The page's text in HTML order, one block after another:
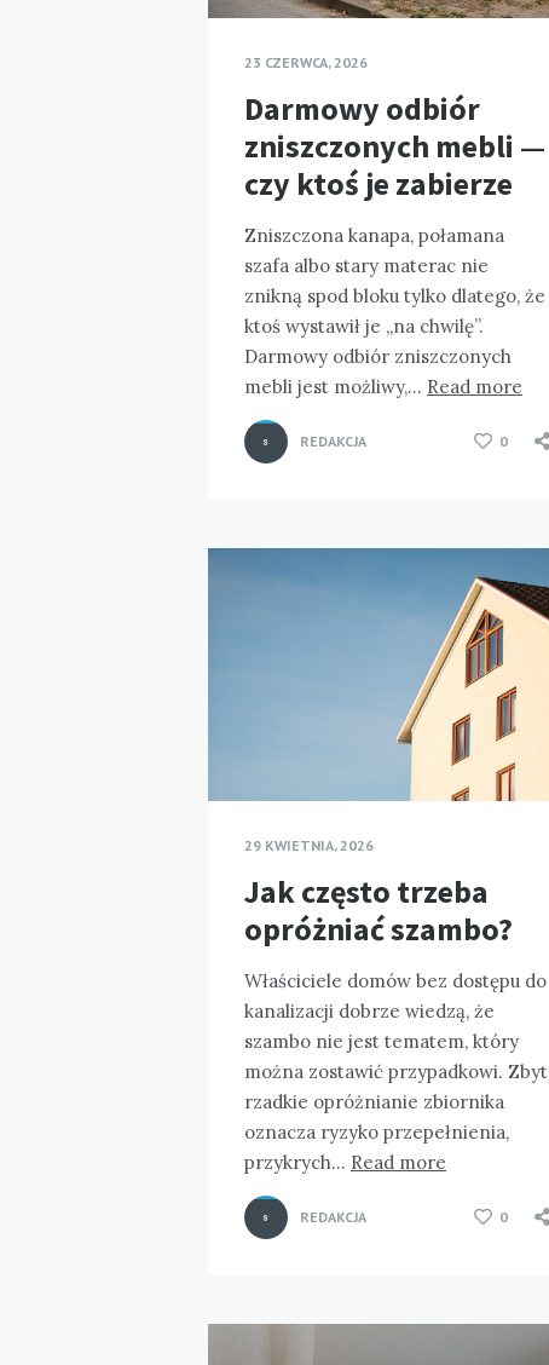
23 CZERWCA, 2026
Darmowy odbiór
zniszczonych mebli —
czy ktoś je zabierze
Zniszczona kanapa, połamana
szafa albo stary materac nie
znikną spod bloku tylko dlatego, że
ktoś wystawił je „na chwilę”.
Darmowy odbiór zniszczonych
mebli jest możliwy,… Read more
REDAKCJA 0
29 KWIETNIA, 2026
Jak często trzeba
opróżniać szambo?
Właściciele domów bez dostępu do
kanalizacji dobrze wiedzą, że
szambo nie jest tematem, który
można zostawić przypadkowi. Zbyt
rzadkie opróżnianie zbiornika
oznacza ryzyko przepełnienia,
przykrych… Read more
REDAKCJA 0